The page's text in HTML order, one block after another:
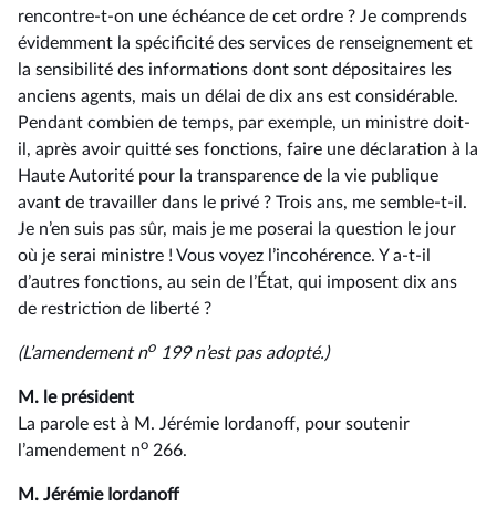
rencontre-t-on une échéance de cet ordre ? Je comprends
évidemment la spécificité des services de renseignement et
la sensibilité des informations dont sont dépositaires les
anciens agents, mais un délai de dix ans est considérable.
Pendant combien de temps, par exemple, un ministre doit-
il, après avoir quitté ses fonctions, faire une déclaration à la
Haute Autorité pour la transparence de la vie publique
avant de travailler dans le privé ? Trois ans, me semble-t-il.
Je n’en suis pas sûr, mais je me poserai la question le jour
où je serai ministre ! Vous voyez l’incohérence. Y a-t-il
d’autres fonctions, au sein de l’État, qui imposent dix ans
de restriction de liberté ?
(L’amendement no 199 n’est pas adopté.)
M. le président
La parole est à M. Jérémie Iordanoff, pour soutenir
l’amendement no 266.
M. Jérémie Iordanoff